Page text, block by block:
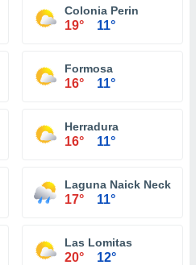
Colonia Perin
19° 11°
Formosa
16° 11°
Herradura
16° 11°
Juárez Laguna Naick Neck
17° 11°
Las Lomitas
20° 12°